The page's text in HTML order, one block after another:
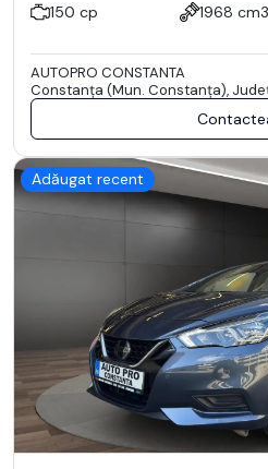
150 cp
1968 cm3
AUTOPRO CONSTANTA
Constanţa (Mun. Constanţa),
Adăugat recent